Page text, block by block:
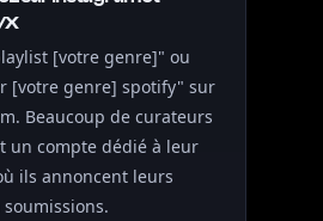
[votre genre]" ou
[votre genre] spotify" sur
Beaucoup de curateurs
un compte dédié à leur
ils annoncent leurs